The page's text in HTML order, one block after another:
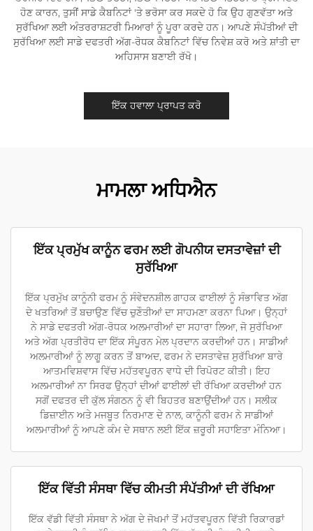
ਹੋਣ ਕਾਰਨ, ਤੁਸੀਂ ਸਾਡੇ ਕੈਬਨਿਟਾਂ 'ਤੇ ਭਰੋਸਾ ਕਰ ਸਕਦੇ ਹੋ ਕਿ ਉਹ ਗੁਣਵੱਤਾ ਅਤੇ
ਸੁਰੱਖਿਆ ਲਈ ਅੰਤਰਰਾਸ਼ਟਰੀ ਮਿਆਰਾਂ ਨੂੰ ਪੂਰਾ ਕਰਦੇ ਹਨ। ਆਪਣੇ ਸੰਪੱਤੀਆਂ ਦੀ
ਸੁਰੱਖਿਆ ਲਈ ਸਾਡੇ ਦਫਤਰੀ ਅੱਗ-ਰੋਧਕ ਕੈਬਨਿਟਾਂ ਵਿੱਚ ਨਿਵੇਸ਼ ਕਰੋ ਅਤੇ ਸ਼ਾਂਤੀ ਦਾ
ਅਹਿਸਾਸ ਬਣਾਈ ਰੱਖੋ।
ਇੱਕ ਹਵਾਲਾ ਪ੍ਰਾਪਤ ਕਰੋ
ਮਾਮਲਾ ਅਧਿਐਨ
ਇੱਕ ਪ੍ਰਮੁੱਖ ਕਾਨੂੰਨ ਫਰਮ ਲਈ ਗੋਪਨੀਯ ਦਸਤਾਵੇਜ਼ਾਂ ਦੀ
ਸੁਰੱਖਿਆ
ਇੱਕ ਪ੍ਰਮੁੱਖ ਕਾਨੂੰਨੀ ਫਰਮ ਨੂੰ ਸੰਵੇਦਨਸ਼ੀਲ ਗਾਹਕ ਫਾਈਲਾਂ ਨੂੰ ਸੰਭਾਵਿਤ ਅੱਗ
ਦੇ ਖਤਰਿਆਂ ਤੋਂ ਬਚਾਉਣ ਵਿੱਚ ਚੁਣੌਤੀਆਂ ਦਾ ਸਾਹਮਣਾ ਕਰਨਾ ਪਿਆ। ਉਨ੍ਹਾਂ
ਨੇ ਸਾਡੇ ਦਫਤਰੀ ਅੱਗ-ਰੋਧਕ ਅਲਮਾਰੀਆਂ ਦਾ ਸਹਾਰਾ ਲਿਆ, ਜੋ ਸੁਰੱਖਿਆ
ਅਤੇ ਅੱਗ ਪ੍ਰਤੀਰੋਧ ਦਾ ਇੱਕ ਸੰਪੂਰਨ ਮੇਲ ਪ੍ਰਦਾਨ ਕਰਦੀਆਂ ਹਨ। ਸਾਡੀਆਂ
ਅਲਮਾਰੀਆਂ ਨੂੰ ਲਾਗੂ ਕਰਨ ਤੋਂ ਬਾਅਦ, ਫਰਮ ਨੇ ਦਸਤਾਵੇਜ਼ ਸੁਰੱਖਿਆ ਬਾਰੇ
ਆਤਮਵਿਸ਼ਵਾਸ ਵਿੱਚ ਮਹੱਤਵਪੂਰਨ ਵਾਧੇ ਦੀ ਰਿਪੋਰਟ ਕੀਤੀ। ਇਹ
ਅਲਮਾਰੀਆਂ ਨਾ ਸਿਰਫ ਉਨ੍ਹਾਂ ਦੀਆਂ ਫਾਈਲਾਂ ਦੀ ਰੱਖਿਆ ਕਰਦੀਆਂ ਹਨ
ਸਗੋਂ ਦਫਤਰ ਦੀ ਕੁੱਲ ਸੰਗਠਨ ਨੂੰ ਵੀ ਬਿਹਤਰ ਬਣਾਉਂਦੀਆਂ ਹਨ। ਸਲੀਕ
ਡਿਜ਼ਾਈਨ ਅਤੇ ਮਜਬੂਤ ਨਿਰਮਾਣ ਦੇ ਨਾਲ, ਕਾਨੂੰਨੀ ਫਰਮ ਨੇ ਸਾਡੀਆਂ
ਅਲਮਾਰੀਆਂ ਨੂੰ ਆਪਣੇ ਕੰਮ ਦੇ ਸਥਾਨ ਲਈ ਇੱਕ ਜ਼ਰੂਰੀ ਸਹਾਇਤਾ ਮੰਨਿਆ।
ਇੱਕ ਵਿੱਤੀ ਸੰਸਥਾ ਵਿੱਚ ਕੀਮਤੀ ਸੰਪੱਤੀਆਂ ਦੀ ਰੱਖਿਆ
ਇੱਕ ਵੱਡੀ ਵਿੱਤੀ ਸੰਸਥਾ ਨੇ ਅੱਗ ਦੇ ਜੋਖਮਾਂ ਤੋਂ ਮਹੱਤਵਪੂਰਨ ਵਿੱਤੀ ਰਿਕਾਰਡਾਂ